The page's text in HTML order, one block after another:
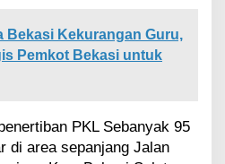
Bekasi Kekurangan Guru,
Pemkot Bekasi untuk
PKL Sebanyak 95
di area sepanjang Jalan